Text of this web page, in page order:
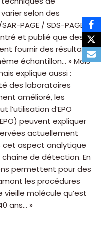
selon des
PAGE / SDS-PAGE).
et publié que des
fournir des résultats
échantillon… » Mais
explique aussi :
des laboratoires
amélioré, les
l’utilisation d’EPO
peuvent expliquer
actuellement
cet aspect analytique
chaîne de détection. En
permettent pour des
les procédures
molécule qu’est
ans… »